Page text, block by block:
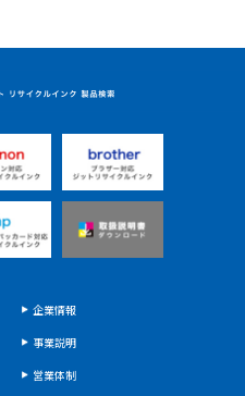
イクルイ
検索
企業情報
事業説明
営業体制